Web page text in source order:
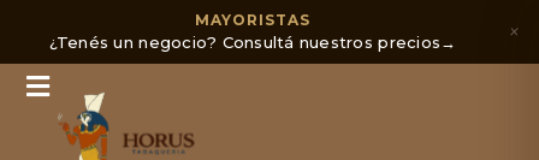
MAYORISTAS
¿Tenés un negocio? Consultá nuestros precios→ ×